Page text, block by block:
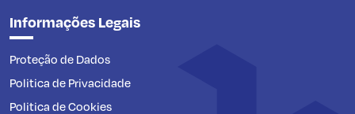
Informações Legais
Proteção de Dados
Politica de Privacidade
Politica de Cookies